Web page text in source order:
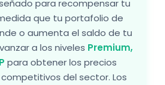
para recompensar tu
que tu portafolio de
o aumenta el saldo de tu
a los niveles Premium,
para obtener los precios
del sector. Los